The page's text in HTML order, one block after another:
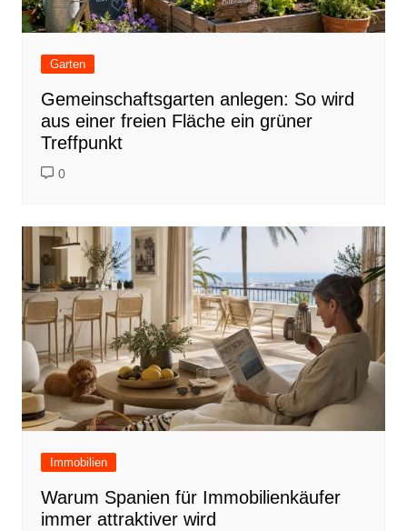
Garten
Gemeinschaftsgarten anlegen: So wird
aus einer freien Fläche ein grüner
Treffpunkt
0
Immobilien
Warum Spanien für Immobilienkäufer
immer attraktiver wird